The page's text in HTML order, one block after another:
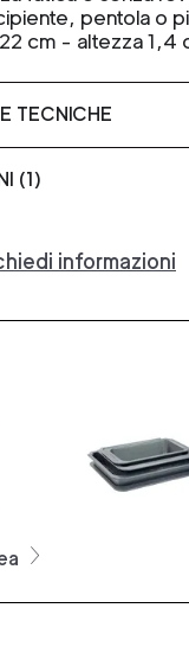
pentola o
cm - altezza 1,4
TECNICHE
(1)
informazioni